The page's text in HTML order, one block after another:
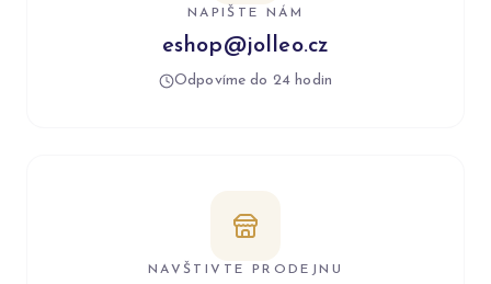
NAPIŠTE NÁM
eshop@jolleo.cz
Odpovíme do 24 hodin
NAVŠTIVTE PRODEJNU